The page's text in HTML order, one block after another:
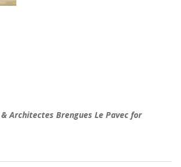
Architectes Brengues Le Pavec for